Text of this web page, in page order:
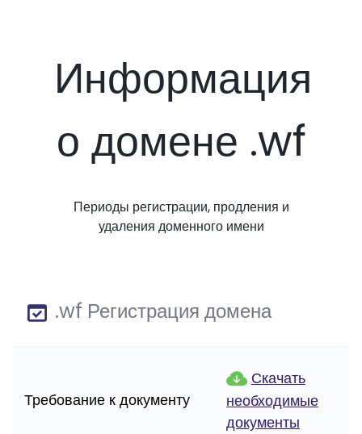
Информация
о домене .wf
Периоды регистрации, продления и
удаления доменного имени
.wf Регистрация домена
Требование к документу
Скачать
необходимые
документы